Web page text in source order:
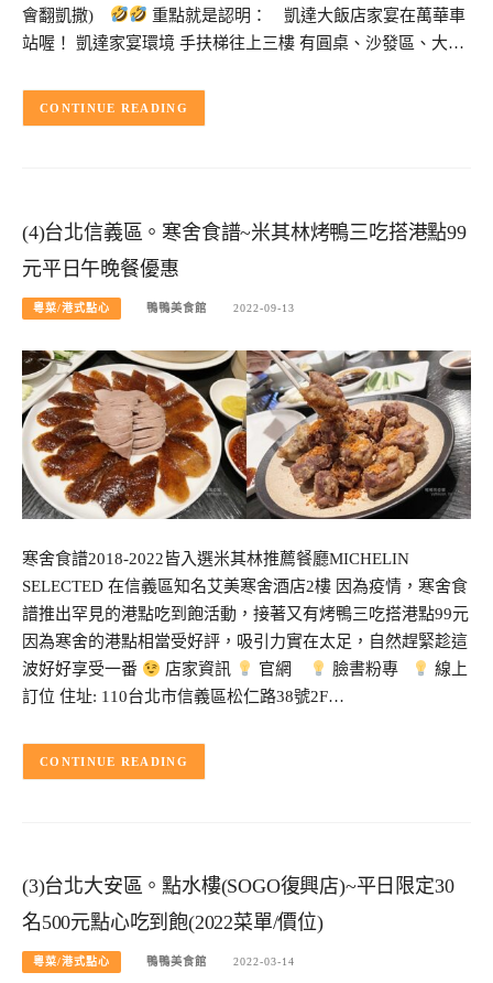
會翻凱撒)
重點就是認明： 凱達大飯店家宴在萬華車
站喔！ 凱達家宴環境 手扶梯往上三樓 有圓桌、沙發區、大…
CONTINUE READING
(4)台北信義區。寒舍食譜~米其林烤鴨三吃搭港點99
元平日午晚餐優惠
粵菜/港式點心 鴨鴨美食館 2022-09-13
寒舍食譜2018-2022皆入選米其林推薦餐廳MICHELIN
SELECTED 在信義區知名艾美寒舍酒店2樓 因為疫情，寒舍食
譜推出罕見的港點吃到飽活動，接著又有烤鴨三吃搭港點99元
因為寒舍的港點相當受好評，吸引力實在太足，自然趕緊趁這
波好好享受一番
店家資訊 官網 臉書粉專
線上
訂位 住址: 110台北市信義區松仁路38號2F…
CONTINUE READING
(3)台北大安區。點水樓(SOGO復興店)~平日限定30
名500元點心吃到飽(2022菜單/價位)
粵菜/港式點心 鴨鴨美食館 2022-03-14